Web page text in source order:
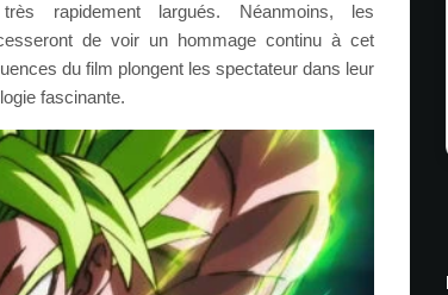
rapidement largués. Néanmoins, les
de voir un hommage continu à cet
du film plongent les spectateur dans leur
fascinante.